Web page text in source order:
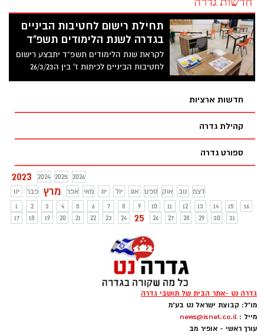
תחילת רישום לחטיבות הביניים
בגדרה לשנת הלימודים תשפ"ד
לקראת שנת הלימודים תשפ"ד יתבצע רישום
לחטיבות הביניים לכיתות ז' בין ה26/3/23
ל-23/4/23. לתלמידות ולתלמידים יש אפשרות
חדשות ארציות
קהילת גדרה
ספורט גדרה
2023 2024 2025
2026
ינו
פבר מרץ אפר מאי יונ יול אוג ספט אוק נוב
דצמ
1
2 3 4 5 6 7 8 9 10 11 12 13 14 15
16
17
18 19 20 21 22 23 24 25 26 27 28 29 30 31
גדרה נט -אתר הבית של תושבי גדרה
מו"ל: קבוצת ישראל נט בע"מ
מייל : news@isnet.co.il
עורך ראשי - אופיר מב